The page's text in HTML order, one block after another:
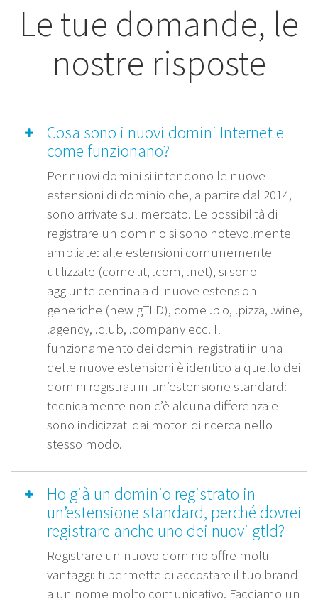
Le tue domande, le
nostre risposte
Cosa sono i nuovi domini Internet e
come funzionano?
Per nuovi domini si intendono le nuove
estensioni di dominio che, a partire dal 2014,
sono arrivate sul mercato. Le possibilità di
registrare un dominio si sono notevolmente
ampliate: alle estensioni comunemente
utilizzate (come .it, .com, .net), si sono
aggiunte centinaia di nuove estensioni
generiche (new gTLD), come .bio, .pizza, .wine,
.agency, .club, .company ecc. Il
funzionamento dei domini registrati in una
delle nuove estensioni è identico a quello dei
domini registrati in un’estensione standard:
tecnicamente non c’è alcuna differenza e
sono indicizzati dai motori di ricerca nello
stesso modo.
Ho già un dominio registrato in
un’estensione standard, perché dovrei
registrare anche uno dei nuovi gtld?
Registrare un nuovo dominio offre molti
vantaggi: ti permette di accostare il tuo brand
a un nome molto comunicativo. Facciamo un